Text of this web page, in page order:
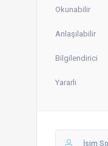
Okunabilir
Anlaşılabilir
Bilgilendirici
Yararlı